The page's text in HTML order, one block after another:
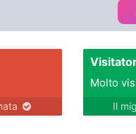
Molto
Il